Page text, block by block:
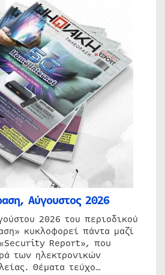
Αύγουστος 2026
2026 του περιοδικού
κυκλοφορεί πάντα μαζί
Report», που
των ηλεκτρονικών
Θέματα τεύχο…